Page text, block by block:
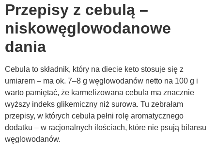
Przepisy z cebulą –
niskowęglowodanowe
dania
Cebula to składnik, który na diecie keto stosuje się z
umiarem – ma ok. 7–8 g węglowodanów netto na 100 g i
warto pamiętać, że karmelizowana cebula ma znacznie
wyższy indeks glikemiczny niż surowa. Tu zebrałam
przepisy, w których cebula pełni rolę aromatycznego
dodatku – w racjonalnych ilościach, które nie psują bilansu
węglowodanów.